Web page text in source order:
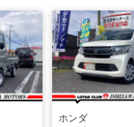
ホンダ